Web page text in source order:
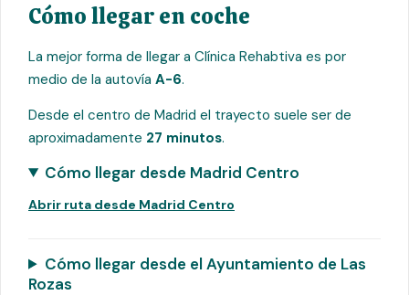
Cómo llegar en coche
La mejor forma de llegar a Clínica Rehabtiva es por
medio de la autovía A-6.
Desde el centro de Madrid el trayecto suele ser de
aproximadamente 27 minutos.
Cómo llegar desde Madrid Centro
Abrir ruta desde Madrid Centro
Cómo llegar desde el Ayuntamiento de Las
Rozas